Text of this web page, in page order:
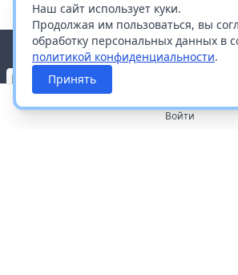
Наш сайт использует куки.
Продолжая им пользоваться, вы
обработку персональных данных в
политикой конфиденциальности.
Принять
Войти